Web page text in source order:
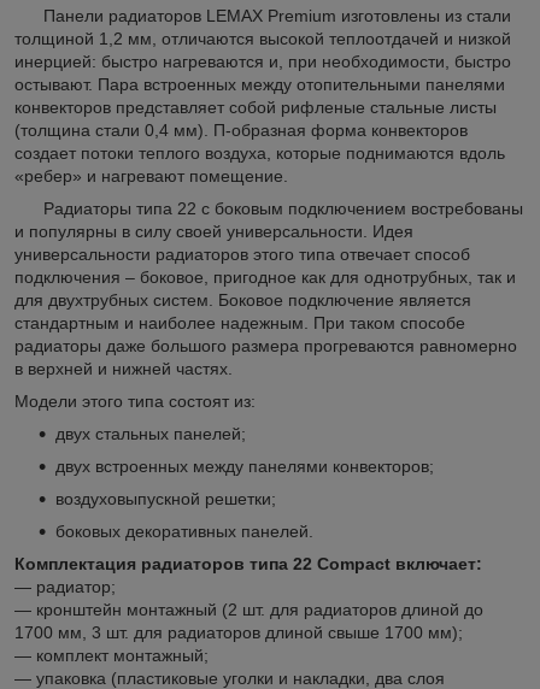
Панели радиаторов LEMAX Premium изготовлены из стали
толщиной 1,2 мм, отличаются высокой теплоотдачей и низкой
инерцией: быстро нагреваются и, при необходимости, быстро
остывают. Пара встроенных между отопительными панелями
конвекторов представляет собой рифленые стальные листы
(толщина стали 0,4 мм). П-образная форма конвекторов
создает потоки теплого воздуха, которые поднимаются вдоль
«ребер» и нагревают помещение.
Радиаторы типа 22 с боковым подключением востребованы
и популярны в силу своей универсальности. Идея
универсальности радиаторов этого типа отвечает способ
подключения – боковое, пригодное как для однотрубных, так и
для двухтрубных систем. Боковое подключение является
стандартным и наиболее надежным. При таком способе
радиаторы даже большого размера прогреваются равномерно
в верхней и нижней частях.
Модели этого типа состоят из:
двух стальных панелей;
двух встроенных между панелями конвекторов;
воздуховыпускной решетки;
боковых декоративных панелей.
Комплектация радиаторов типа 22 Compact включает:
— радиатор;
— кронштейн монтажный (2 шт. для радиаторов длиной до
1700 мм, 3 шт. для радиаторов длиной свыше 1700 мм);
— комплект монтажный;
— упаковка (пластиковые уголки и накладки, два слоя